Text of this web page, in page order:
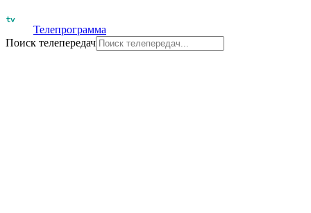
Телепрограмма
Поиск телепередач